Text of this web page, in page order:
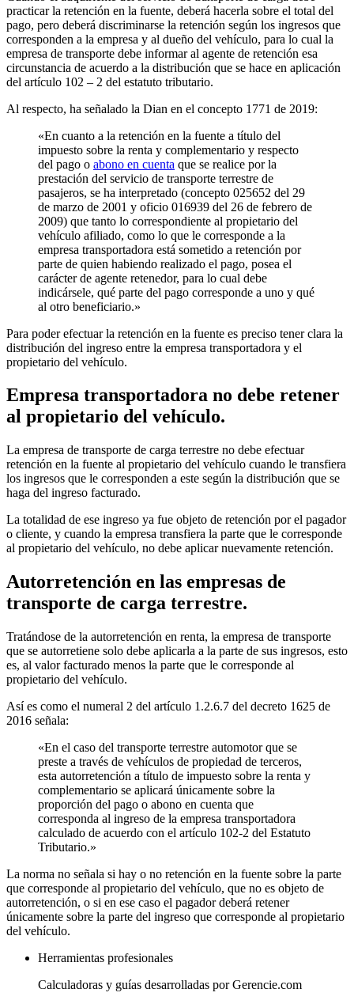
practicar la retención en la fuente, deberá hacerla sobre el total del
pago, pero deberá discriminarse la retención según los ingresos que
corresponden a la empresa y al dueño del vehículo, para lo cual la
empresa de transporte debe informar al agente de retención esa
circunstancia de acuerdo a la distribución que se hace en aplicación
del artículo 102 – 2 del estatuto tributario.
Al respecto, ha señalado la Dian en el concepto 1771 de 2019:
«En cuanto a la retención en la fuente a título del
impuesto sobre la renta y complementario y respecto
del pago o abono en cuenta que se realice por la
prestación del servicio de transporte terrestre de
pasajeros, se ha interpretado (concepto 025652 del 29
de marzo de 2001 y oficio 016939 del 26 de febrero de
2009) que tanto lo correspondiente al propietario del
vehículo afiliado, como lo que le corresponde a la
empresa transportadora está sometido a retención por
parte de quien habiendo realizado el pago, posea el
carácter de agente retenedor, para lo cual debe
indicársele, qué parte del pago corresponde a uno y qué
al otro beneficiario.»
Para poder efectuar la retención en la fuente es preciso tener clara la
distribución del ingreso entre la empresa transportadora y el
propietario del vehículo.
Empresa transportadora no debe retener
al propietario del vehículo.
La empresa de transporte de carga terrestre no debe efectuar
retención en la fuente al propietario del vehículo cuando le transfiera
los ingresos que le corresponden a este según la distribución que se
haga del ingreso facturado.
La totalidad de ese ingreso ya fue objeto de retención por el pagador
o cliente, y cuando la empresa transfiera la parte que le corresponde
al propietario del vehículo, no debe aplicar nuevamente retención.
Autorretención en las empresas de
transporte de carga terrestre.
Tratándose de la autorretención en renta, la empresa de transporte
que se autorretiene solo debe aplicarla a la parte de sus ingresos, esto
es, al valor facturado menos la parte que le corresponde al
propietario del vehículo.
Así es como el numeral 2 del artículo 1.2.6.7 del decreto 1625 de
2016 señala:
«En el caso del transporte terrestre automotor que se
preste a través de vehículos de propiedad de terceros,
esta autorretención a título de impuesto sobre la renta y
complementario se aplicará únicamente sobre la
proporción del pago o abono en cuenta que
corresponda al ingreso de la empresa transportadora
calculado de acuerdo con el artículo 102-2 del Estatuto
Tributario.»
La norma no señala si hay o no retención en la fuente sobre la parte
que corresponde al propietario del vehículo, que no es objeto de
autorretención, o si en ese caso el pagador deberá retener
únicamente sobre la parte del ingreso que corresponde al propietario
del vehículo.
Herramientas profesionales
Calculadoras y guías desarrolladas por Gerencie.com